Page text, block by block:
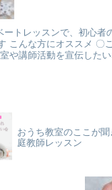
に
や講師活動を宣伝した
おうち教室のここが
庭教師レッスン